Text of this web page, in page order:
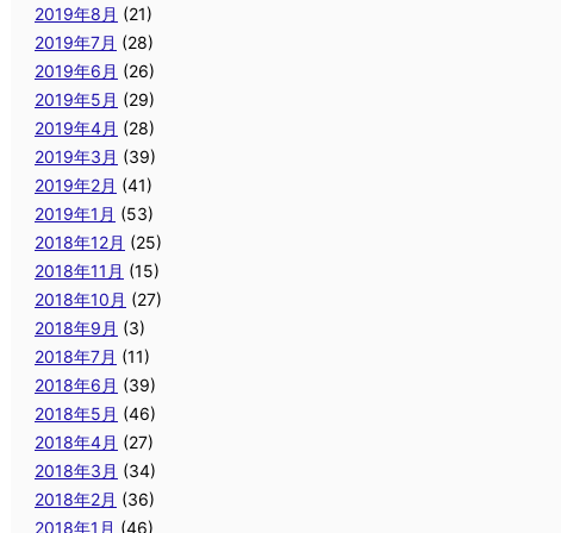
2019年8月 (21)
2019年7月 (28)
2019年6月 (26)
2019年5月 (29)
2019年4月 (28)
2019年3月 (39)
2019年2月 (41)
2019年1月 (53)
2018年12月 (25)
2018年11月 (15)
2018年10月 (27)
2018年9月 (3)
2018年7月 (11)
2018年6月 (39)
2018年5月 (46)
2018年4月 (27)
2018年3月 (34)
2018年2月 (36)
2018年1月 (46)